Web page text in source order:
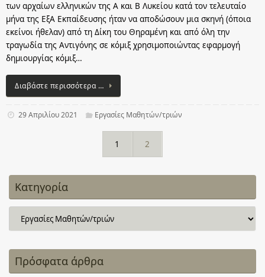
των αρχαίων ελληνικών της Α και Β Λυκείου κατά τον τελευταίο
μήνα της ΕξΑ Εκπαίδευσης ήταν να αποδώσουν μια σκηνή (όποια
εκείνοι ήθελαν) από τη Δίκη του Θηραμένη και από όλη την
τραγωδία της Αντιγόνης σε κόμιξ χρησιμοποιώντας εφαρμογή
δημιουργίας κόμιξ…
Διαβάστε περισσότερα …
29 Απριλίου 2021 Εργασίες Μαθητών/τριών
1 2
Κατηγορία
Κατηγορία
Πρόσφατα άρθρα